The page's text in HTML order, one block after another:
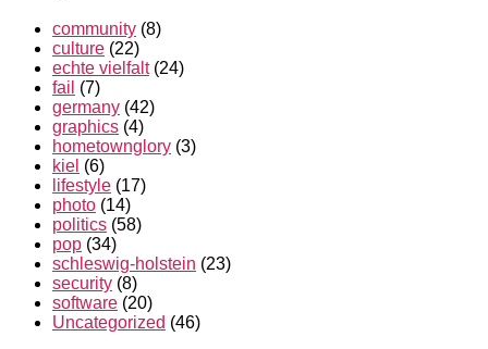
community (8)
culture (22)
echte vielfalt(24)
fail (7)
germany (42)
graphics (4)
hometownglory (3)
kiel (6)
lifestyle (17)
photo (14)
politics (58)
pop (34)
schleswig-holstein (23)
security (8)
software (20)
Uncategorized (46)